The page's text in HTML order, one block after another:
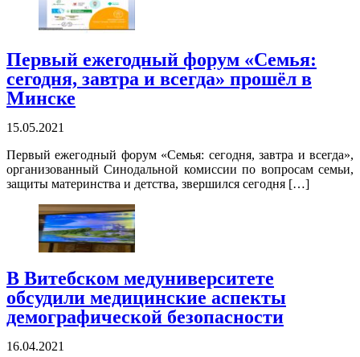
Первый ежегодный форум «Семья:
сегодня, завтра и всегда» прошёл в
Минске
15.05.2021
Первый ежегодный форум «Семья: сегодня, завтра и всегда»,
организованный Синодальной комиссии по вопросам семьи,
защиты материнства и детства, звершился сегодня […]
В Витебском медуниверситете
обсудили медицинские аспекты
демографической безопасности
16.04.2021